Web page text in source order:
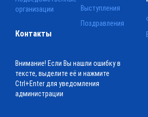
Выступления
Поздравления
организации
Контакты
Внимание! Если Вы нашли ошибку в
тексте, выделите её и нажмите
Ctrl+Enter для уведомления
администрации